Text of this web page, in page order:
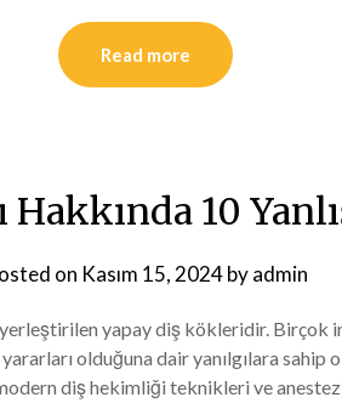
Read more
10
on Kasım 15, 2024byadmin
yapay diş kökleridir. Birçok
olduğuna dair yanılgılara sahip
diş hekimliği teknikleri ve